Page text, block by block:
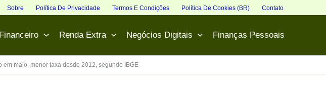
Sobre Política De Privacidade Termos E Condições Política De Cookies (BR) Contato
Renda Extra Negócios Digitais Finanças Pessoais
maio, menor taxa desde 2012, segundo IBGE